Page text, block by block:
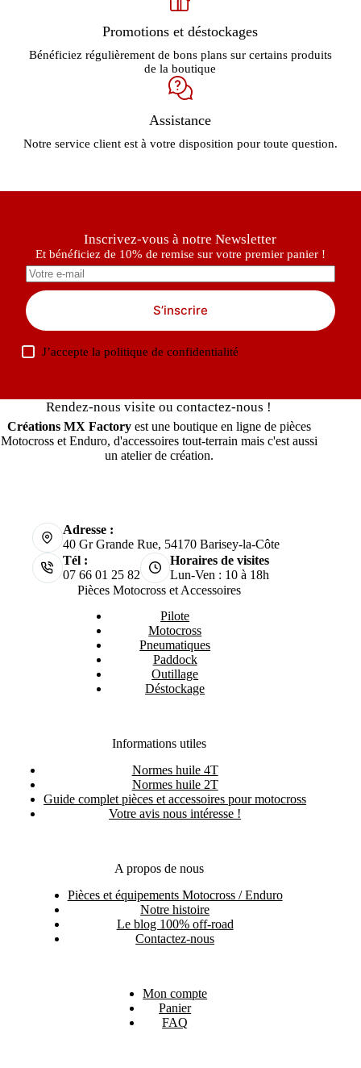
Promotions et déstockages
Bénéficiez régulièrement de bons plans sur certains produits
de la boutique
Assistance
Notre service client est à votre disposition pour toute question.
Inscrivez-vous à notre Newsletter
Et bénéficiez de 10% de remise sur votre premier panier !
S’inscrire
J’accepte lapolitique de confidentialité
Rendez-nous visite ou contactez-nous !
Créations MX Factoryest une boutique en ligne de pièces
Motocross et Enduro, d'accessoires tout-terrain mais c'est aussi
un atelier de création.
Adresse :
40 Gr Grande Rue, 54170 Barisey-la-Côte
Tél :
07 66 01 25 82
Horaires de visites
Lun-Ven : 10 à 18h
Pièces Motocross et Accessoires
Pilote
Motocross
Pneumatiques
Paddock
Outillage
Déstockage
Informations utiles
Normes huile 4T
Normes huile 2T
Guide complet pièces et accessoires pour motocross
Votre avis nous intéresse !
A propos de nous
Pièces et équipements Motocross / Enduro
Notre histoire
Le blog 100% off-road
Contactez-nous
Mon compte
Panier
FAQ